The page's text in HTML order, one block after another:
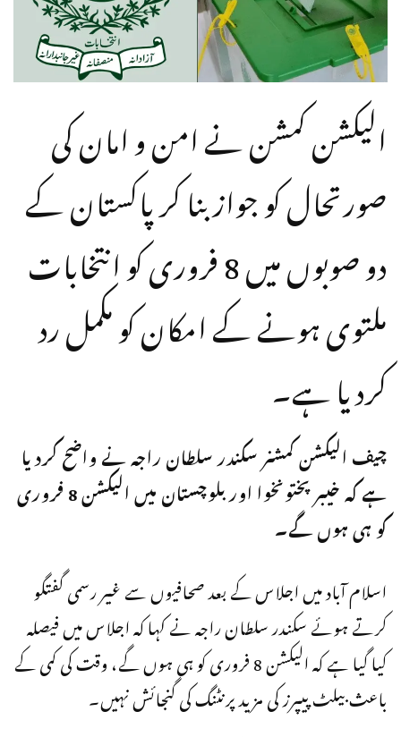
الیکشن کمشن نے امن و امان کی
صورتحال کو جواز بنا کر پاکستان کے
دو صوبوں میں 8 فروری کو انتخابات
ملتوی ہونے کے امکان کو مکمل رد
کردیا ہے۔
چیف الیکشن کمشنر سکندر سلطان راجہ نے واضح کردیا
ہے کہ خیبرپختونخوا اور بلوچستان میں الیکشن 8 فروری
کو ہی ہوں گے۔
اسلام آباد میں اجلاس کے بعد صحافیوں سے غیر رسمی گفتگو
کرتے ہوئے سکندر سلطان راجہ نے کہا کہ اجلاس میں فیصلہ
کیا گیا ہے کہ الیکشن 8 فروری کو ہی ہوں گے، وقت کی کمی کے
باعث بیلٹ پیپرز کی مزید پرنٹنگ کی گنجائش نہیں۔